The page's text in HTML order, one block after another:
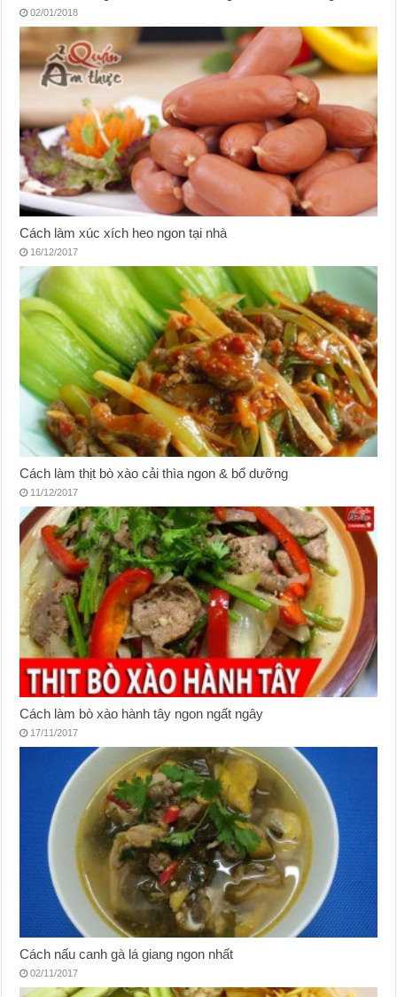
02/01/2018
Cách làm xúc xích heo ngon tại nhà
16/12/2017
Cách làm thịt bò xào cải thìa ngon & bổ dưỡng
11/12/2017
Cách làm bò xào hành tây ngon ngất ngây
17/11/2017
Cách nấu canh gà lá giang ngon nhất
02/11/2017